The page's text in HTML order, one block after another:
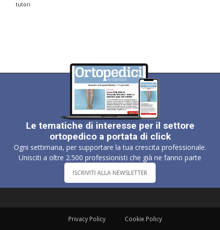
tutori
Le tematiche di interesse per il settore
ortopedico a portata di click
Ogni settimana, per supportare la tua crescita professionale.
Unisciti a oltre 2.500 professionisti che già ne fanno parte
ISCRIVITI ALLA NEWSLETTER
Privacy Policy Cookie Policy